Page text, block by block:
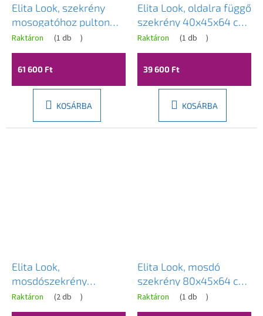
Elita Look, szekrény
mosogatóhoz pulton
60x45x64 cm 2S PDW,
bézs matt, ELT-168591
Raktáron (1 db )
61 600 Ft
KOSÁRBA
Elita Look, oldalra függő
szekrény 40x45x64 cm
2S PDW, bézs matt,
ELT-168596
Raktáron (1 db )
39 600 Ft
KOSÁRBA
Elita Look,
mosdószekrény
80x45x64 cm 2S PDW,
zöld matt, ELT-168566
Raktáron (2 db )
Elita Look, mosdó
szekrény 80x45x64 cm
2S PDW, bézs matt,
ELT-168593
Raktáron (1 db )